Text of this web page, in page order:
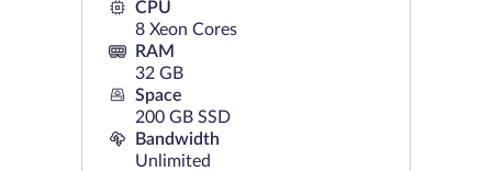
CPU
8 Xeon Cores
RAM
32 GB
Space
200 GB SSD
Bandwidth
Unlimited